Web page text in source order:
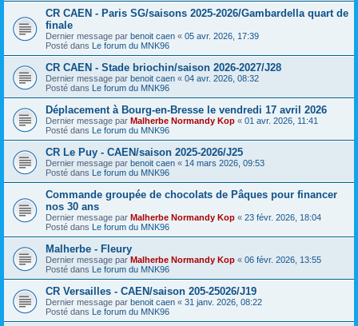
CR CAEN - Paris SG/saisons 2025-2026/Gambardella quart de
finale
Dernier message par benoit caen « 05 avr. 2026, 17:39
Posté dans Le forum du MNK96
CR CAEN - Stade briochin/saison 2026-2027/J28
Dernier message par benoit caen « 04 avr. 2026, 08:32
Posté dans Le forum du MNK96
Déplacement à Bourg-en-Bresse le vendredi 17 avril 2026
Dernier message par Malherbe Normandy Kop « 01 avr. 2026, 11:41
Posté dans Le forum du MNK96
CR Le Puy - CAEN/saison 2025-2026/J25
Dernier message par benoit caen « 14 mars 2026, 09:53
Posté dans Le forum du MNK96
Commande groupée de chocolats de Pâques pour financer
nos 30 ans
Dernier message par Malherbe Normandy Kop « 23 févr. 2026, 18:04
Posté dans Le forum du MNK96
Malherbe - Fleury
Dernier message par Malherbe Normandy Kop « 06 févr. 2026, 13:55
Posté dans Le forum du MNK96
CR Versailles - CAEN/saison 205-25026/J19
Dernier message par benoit caen « 31 janv. 2026, 08:22
Posté dans Le forum du MNK96